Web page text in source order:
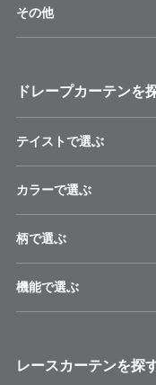
その他
ドレープカーテンを
テイストで選ぶ
カラーで選ぶ
柄で選ぶ
機能で選ぶ
レースカーテンを探